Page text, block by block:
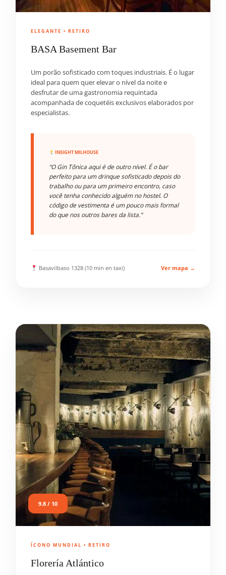
ELEGANTE • RETIRO
BASA Basement Bar
Um porão sofisticado com toques industriais. É o lugar
ideal para quem quer elevar o nível da noite e
desfrutar de uma gastronomia requintada
acompanhada de coquetéis exclusivos elaborados por
especialistas.
INSIGHT MILHOUSE
“O Gin Tônica aqui é de outro nível. É o bar
perfeito para um drinque sofisticado depois do
trabalho ou para um primeiro encontro, caso
você tenha conhecido alguém no hostel. O
código de vestimenta é um pouco mais formal
do que nos outros bares da lista.”
Basavilbaso 1328 (10 min en taxi) Ver mapa →
9.8 / 10
ÍCONO MUNDIAL • RETIRO
Florería Atlántico